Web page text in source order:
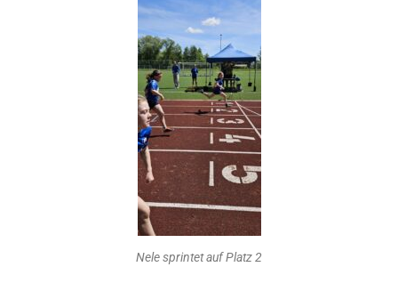
Nele sprintet auf Platz 2